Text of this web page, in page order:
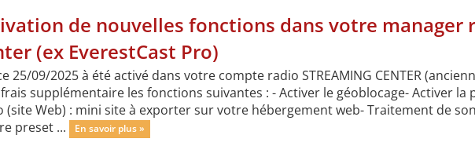
de nouvelles fonctions dans votre manager
(ex EverestCast Pro)
25/09/2025 à été activé dans votre compte radio STREAMING CENTER
supplémentaire les fonctions suivantes : - Activer le géoblocage- Activer la
(site Web) : mini site à exporter sur votre hébergement web- Traitement de
preset ...
En savoir plus »